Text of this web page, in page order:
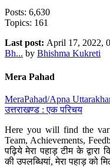
Posts: 6,630
Topics: 161
Last post: April 17, 2022,
Bh... by Bhishma Kukreti
Mera Pahad
MeraPahad/Apna
उत्तराखण्ड : एक परिचय
Here you will find the
Team, Achievements,
पढ़िये मेरा पहाड़ टीम के द्वारा
की उपलब्धियां, मेरा पहाड़ को